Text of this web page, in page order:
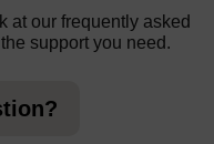
at our frequently asked
support you need.